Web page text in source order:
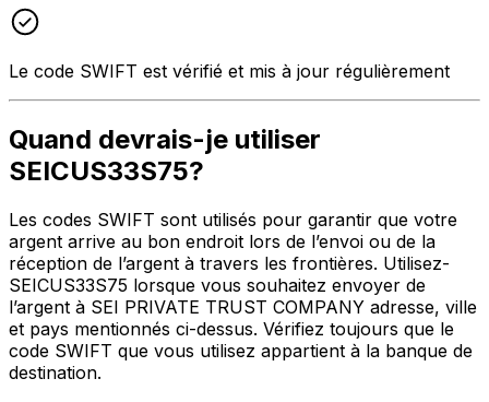
Le code SWIFT est vérifié et mis à jour régulièrement
Quand devrais-je utiliser
SEICUS33S75?
Les codes SWIFT sont utilisés pour garantir que votre
argent arrive au bon endroit lors de l’envoi ou de la
réception de l’argent à travers les frontières. Utilisez-
SEICUS33S75 lorsque vous souhaitez envoyer de
l’argent à SEI PRIVATE TRUST COMPANY adresse, ville
et pays mentionnés ci-dessus. Vérifiez toujours que le
code SWIFT que vous utilisez appartient à la banque de
destination.